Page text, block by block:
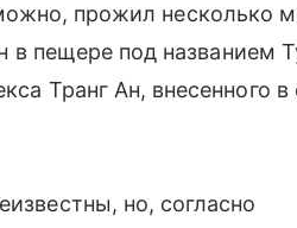
прожил несколько
пещере под названием
Транг Ан, внесенного в
но, согласно